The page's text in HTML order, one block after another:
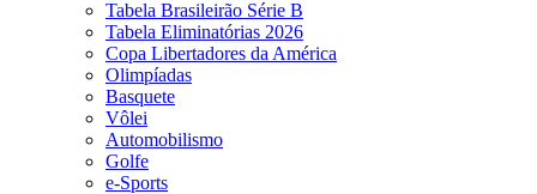
Tabela Brasileirão Série B
Tabela Eliminatórias 2026
Copa Libertadores da América
Olimpíadas
Basquete
Vôlei
Automobilismo
Golfe
e-Sports